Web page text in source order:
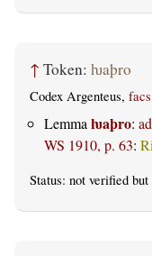
↑ Token: ƕaþro
Codex Argenteus,
Lemma ƕaþro:
WS 1910, p. 63:
Status: not verified but